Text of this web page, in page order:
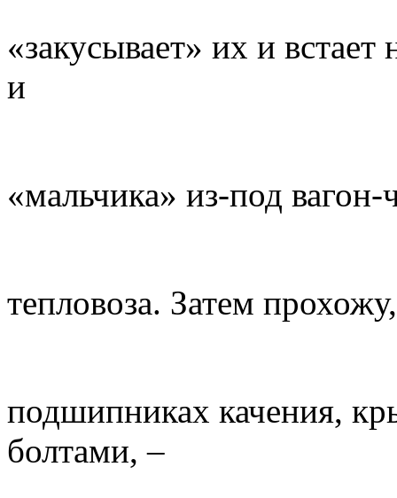
«закусывает» их и
и
«мальчика» из-под
тепловоза. Затем
подшипниках качения,
болтами, –